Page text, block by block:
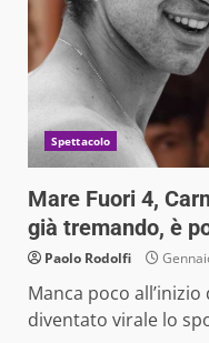
Spettacolo
Mare Fuori 4,
già tremando, è
Paolo Rodolfi
Manca poco
diventato virale lo